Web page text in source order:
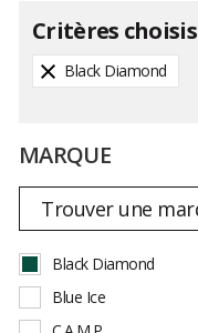
Critères choisis
Black Diamond
MARQUE
Black Diamond
Blue Ice